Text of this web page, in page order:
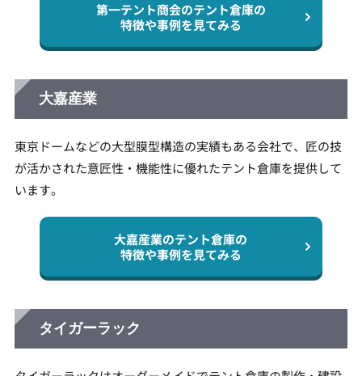
第一テント商会のテント倉庫の
特徴や事例を見てみる
大嘉産業
東京ドームなどの大型膜型構造の実績もある会社で、匠の技
が活かされた意匠性・機能性に優れたテント倉庫を提供して
います。
大嘉産業のテント倉庫の
特徴や事例を見てみる
タイガーラック